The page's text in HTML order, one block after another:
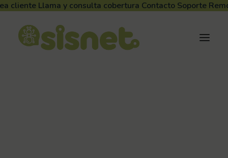
cliente Llama y consulta cobertura Contacto Soporte